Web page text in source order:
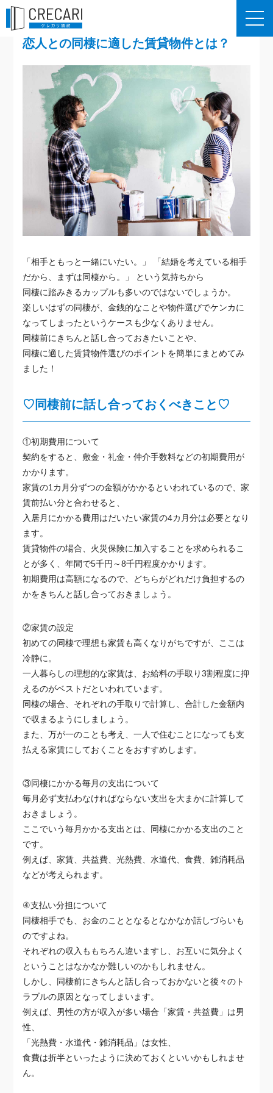
恋人との同棲に適した賃貸物件とは？
「相手ともっと一緒にいたい。」 「結婚を考えている相手
だから、まずは同棲から。」 という気持ちから
同棲に踏みきるカップルも多いのではないでしょうか。
楽しいはずの同棲が、金銭的なことや物件選びでケンカに
なってしまったというケースも少なくありません。
同棲前にきちんと話し合っておきたいことや、
同棲に適した賃貸物件選びのポイントを簡単にまとめてみ
ました！
♡同棲前に話し合っておくべきこと♡
①初期費用について
契約をすると、敷金・礼金・仲介手数料などの初期費用が
かかります。
家賃の1カ月分ずつの金額がかかるといわれているので、家
賃前払い分と合わせると、
入居月にかかる費用はだいたい家賃の4カ月分は必要となり
ます。
賃貸物件の場合、火災保険に加入することを求められるこ
とが多く、年間で5千円～8千円程度かかります。
初期費用は高額になるので、どちらがどれだけ負担するの
かをきちんと話し合っておきましょう。
②家賃の設定
初めての同棲で理想も家賃も高くなりがちですが、ここは
冷静に。
一人暮らしの理想的な家賃は、お給料の手取り3割程度に抑
えるのがベストだといわれています。
同棲の場合、それぞれの手取りで計算し、合計した金額内
で収まるようにしましょう。
また、万が一のことも考え、一人で住むことになっても支
払える家賃にしておくことをおすすめします。
③同棲にかかる毎月の支出について
毎月必ず支払わなければならない支出を大まかに計算して
おきましょう。
ここでいう毎月かかる支出とは、同棲にかかる支出のこと
です。
例えば、家賃、共益費、光熱費、水道代、食費、雑消耗品
などが考えられます。
④支払い分担について
同棲相手でも、お金のこととなるとなかなか話しづらいも
のですよね。
それぞれの収入ももちろん違いますし、お互いに気分よく
ということはなかなか難しいのかもしれません。
しかし、同棲前にきちんと話し合っておかないと後々のト
ラブルの原因となってしまいます。
例えば、男性の方が収入が多い場合「家賃・共益費」は男
性、
「光熱費・水道代・雑消耗品」は女性、
食費は折半といったように決めておくといいかもしれませ
ん。